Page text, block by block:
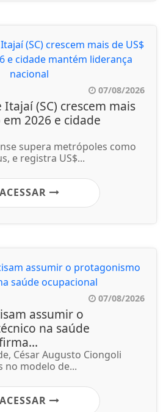
07/08/2026
(SC) crescem mais
2026 e cidade
supera metrópoles como
e registra US$...
ACESSAR
07/08/2026
assumir o
na saúde
César Augusto Ciongoli
no modelo de...
ACESSAR